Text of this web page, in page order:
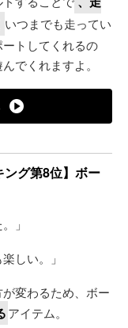
いつまでも走ってい
トしてくれるの
でくれますよ。
ング第8位】ボー
」
しい。」
変わるため、ボー
アイテム。